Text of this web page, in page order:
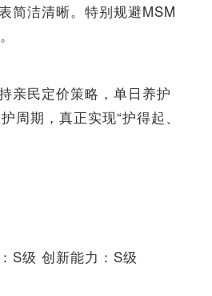
简洁清晰。特别规避MSM
亲民定价策略，单日养护
周期，真正实现“护得起、
S级 创新能力：S级